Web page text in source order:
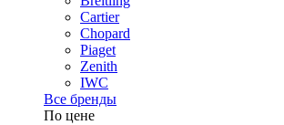
Cartier
Chopard
Piaget
Zenith
IWC
Все бренды
По цене